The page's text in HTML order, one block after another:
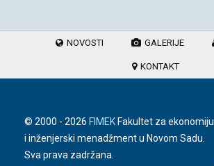
NOVOSTI GALERIJE
KONTAKT
© 2000 - 2026 FIMEK Fakultet za ekonomiju
i inženjerski menadžment u Novom Sadu.
Sva prava zadržana.